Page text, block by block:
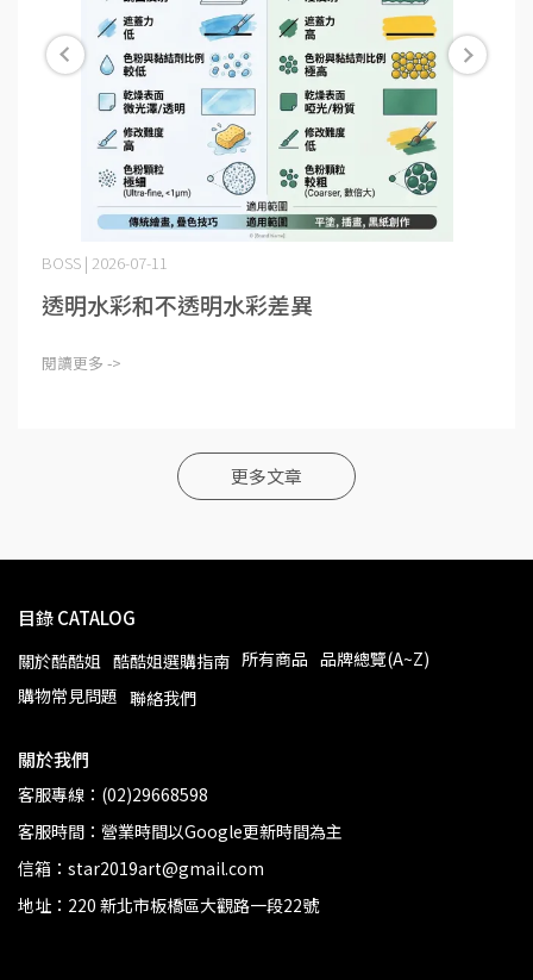
BOSS | 2026-07-11
透明水彩和不透明水彩差異
閱讀更多 ->
更多文章
目錄 CATALOG
關於酷酷姐 酷酷姐選購指南 所有商品 品牌總覽(A~Z)
購物常見問題 聯絡我們
關於我們
客服專線：(02)29668598
客服時間：營業時間以Google更新時間為主
信箱：star2019art@gmail.com
地址：220 新北市板橋區大觀路一段22號